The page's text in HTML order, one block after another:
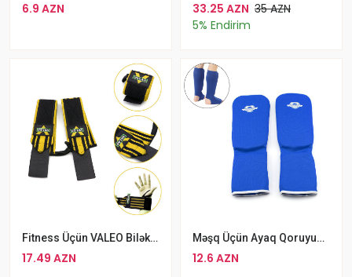
6.9 AZN 33.25 AZN 35 AZN
5% Endirim
Fitness Üçün VALEO Biləklik Bilək Qoruyucu Qayiş Çüt Biləklik
17.49 AZN
Məşq Üçün Ayaq Qoruyucu Şitqi
12.6 AZN